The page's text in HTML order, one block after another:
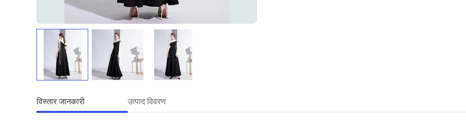
विस्तार जानकारी उत्पाद विवरण